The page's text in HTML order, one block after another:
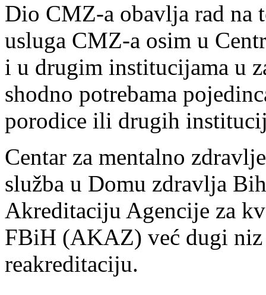
Dio CMZ-a obavlja rad na
usluga CMZ-a osim u
i u drugim institucijama u
shodno potrebama
porodice ili drugih
Centar za mentalno
služba u Domu zdravlja
Akreditaciju Agencije za
FBiH (AKAZ) već dugi niz
reakreditaciju.